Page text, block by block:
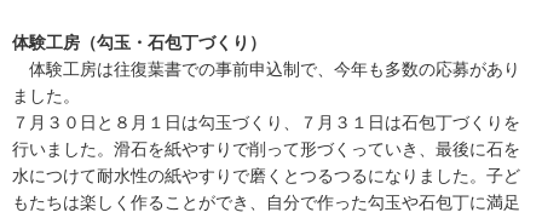
体験工房（勾玉・石包丁づくり）
体験工房は往復葉書での事前申込制で、今年も多数の応募があり
ました。
７月３０日と８月１日は勾玉づくり、７月３１日は石包丁づくりを
行いました。滑石を紙やすりで削って形づくっていき、最後に石を
水につけて耐水性の紙やすりで磨くとつるつるになりました。子ど
もたちは楽しく作ることができ、自分で作った勾玉や石包丁に満足